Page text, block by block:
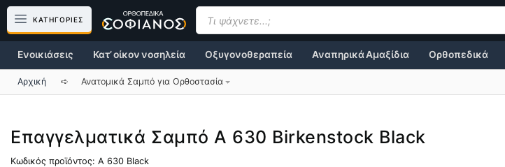
Μετάβαση
περιεχόμενο
ΚΑΤΗΓΟΡΙΕΣ
Products
search
Κατ’ οίκον νοσηλεία Οξυγονοθεραπεία Αναπηρικά Αμαξίδια
Ενοικιάσεις Ορθοπεδικά
Αρχική ➪ Ανατομικά Σαμπό για Ορθοστασία
Επαγγελματικά Σαμπό A 630 Birkenstock Black
Κωδικός προϊόντος: A 630 Black